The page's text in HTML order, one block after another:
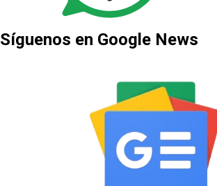
Síguenos en Google News